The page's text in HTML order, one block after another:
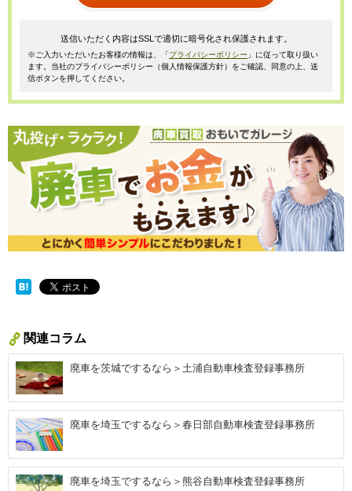
送信いただく内容はSSLで適切に暗号化され保護されます。
※ご入力いただいたお客様の情報は、「プライバシーポリシー 」に従って取り扱い
ます。当社のプライバシーポリシー（個人情報保護方針）をご確認、同意の上、送
信ボタンを押してください。
関連コラム
廃車を茨城でするなら＞土浦自動車検査登録事務所
廃車を埼玉でするなら＞春日部自動車検査登録事務所
廃車を埼玉でするなら＞熊谷自動車検査登録事務所